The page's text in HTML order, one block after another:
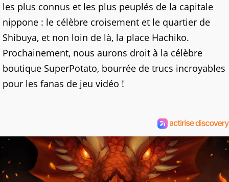
les plus connus et les plus peuplés de la capitale
nippone : le célèbre croisement et le quartier de
Shibuya, et non loin de là, la place Hachiko.
Prochainement, nous aurons droit à la célèbre
boutique SuperPotato, bourrée de trucs incroyables
pour les fanas de jeu vidéo !